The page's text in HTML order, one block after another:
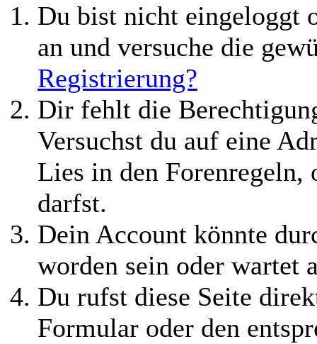
Du bist nicht eingeloggt
an und versuche die
Registrierung?
Dir fehlt die
Versuchst du auf eine
Lies in den Forenregeln,
darfst.
Dein Account könnte
worden sein oder wartet
Du rufst diese Seite
Formular oder den